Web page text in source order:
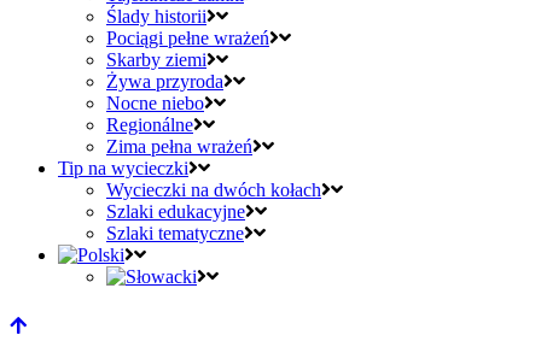
Ślady historii
Pociągi pełne wrażeń
Skarby ziemi
Żywa przyroda
Nocne niebo
Regionálne
Zima pełna wrażeń
Tip na wycieczki
Wycieczki na dwóch kołach
Szlaki edukacyjne
Szlaki tematyczne